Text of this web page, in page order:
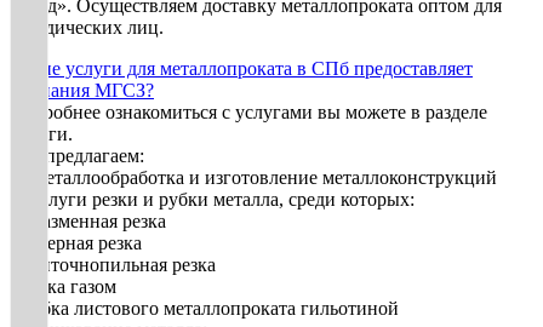
Запад». Осуществляем доставку металлопроката оптом для
юридических лиц.
Какие услуги для металлопроката в СПб предоставляет
компания МГСЗ?
Подробнее ознакомиться с услугами вы можете в разделе
Услуги.
Мы предлагаем:
1. Металлообработка и изготовление металлоконструкций
2. Услуги резки и рубки металла, среди которых:
• плазменная резка
• лазерная резка
• ленточнопильная резка
• резка газом
• рубка листового металлопроката гильотиной